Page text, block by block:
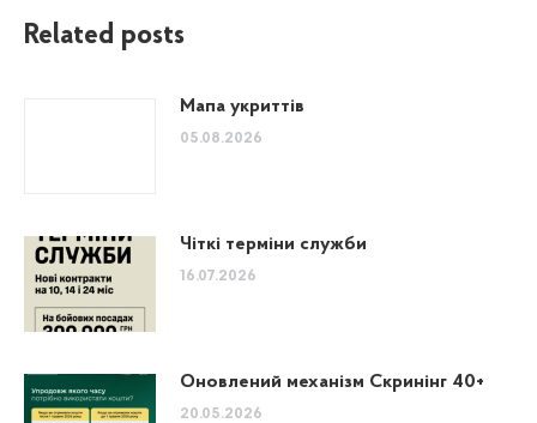
Related posts
Мапа укриттів
05.08.2026
Чіткі терміни служби
16.07.2026
Оновлений механізм Скринінг 40+
20.05.2026